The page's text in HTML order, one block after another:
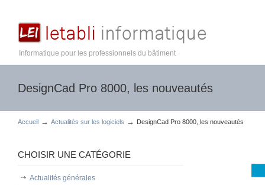
Informatique pour les professionnels du bâtiment
DesignCad Pro 8000, les nouveautés
Accueil → Actualités sur les logiciels → DesignCad Pro 8000, les nouveautés
CHOISIR UNE CATÉGORIE
Actualités générales